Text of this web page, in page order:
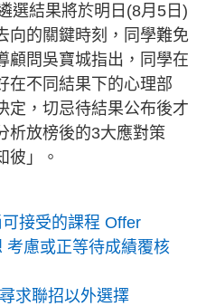
選結果將於明日(8月5日)
向的關鍵時刻，同學難免
顧問吳寶城指出，同學在
在不同結果下的心理部
定，切忌待結果公布後才
析放榜後的3大應對策
彼」。
接受的課程 Offer
考慮或正等待成績覆核
求聯招以外選擇